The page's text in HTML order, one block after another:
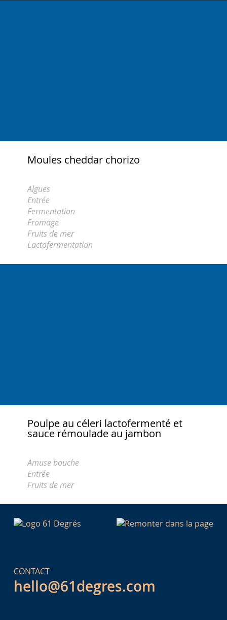
Moules cheddar chorizo
Algues
Entrée
Fermentation
Fromage
Fruits de mer
Lactofermentation
Poulpe au céleri lactofermenté et
sauce rémoulade au jambon
Amuse bouche
Entrée
Fruits de mer
CONTACT
hello@61degres.com